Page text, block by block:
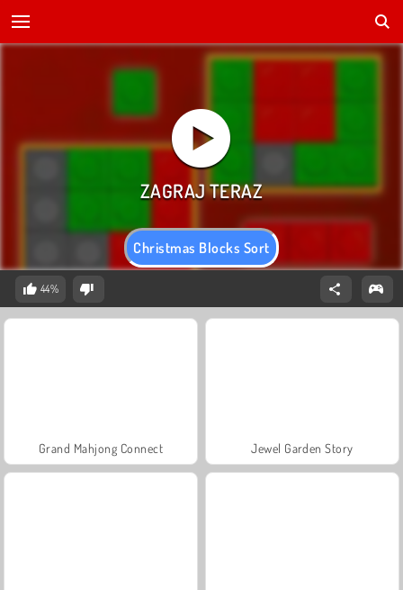
Christmas Blocks Sort
44%
Grand Mahjong Connect Jewel Garden Story